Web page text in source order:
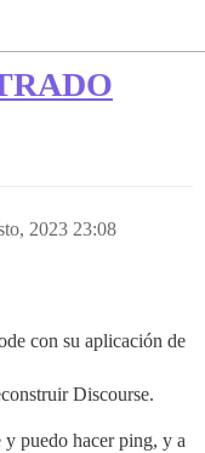
2023 23:08
con su aplicación de
Discourse.
puedo hacer ping, y a